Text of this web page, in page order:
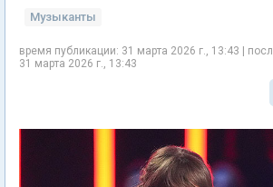
Музыканты
время публикации: 31 марта 2026 г., 13:43 |
31 марта 2026 г., 13:43